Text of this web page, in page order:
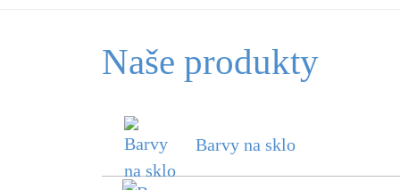
Naše produkty
Barvy na sklo